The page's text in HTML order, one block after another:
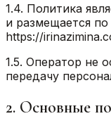
1.4. Политика
и размещается по
https://
1.5. Оператор не
передачу
2. Основные